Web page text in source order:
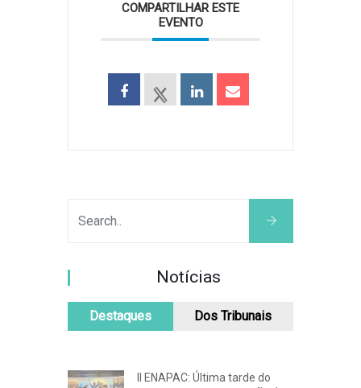
COMPARTILHAR ESTE
EVENTO
Notícias
Destaques Dos Tribunais
II ENAPAC: Última tarde do